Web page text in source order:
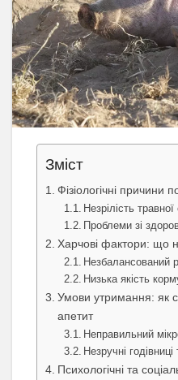
Зміст
Фізіологічні причини
Незрілість
Проблеми зі
Харчові фактори: що
Незбалансований
Низька якість
Умови утримання: як
апетит
Неправильний
Незручні
Психологічні та